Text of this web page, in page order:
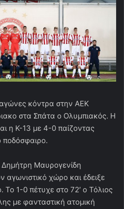
κόντρα στην ΑΕΚ
στα Σπάτα ο Ολυμπιακός. Η
η Κ-13 με 4-0 παίζοντας
ποδόσφαιρο.
Μαυρογενίδη
αγωνιστικό χώρο και έδειξε
Το 1-0 πέτυχε στο 72′ ο Τόλιος
με φανταστική ατομική